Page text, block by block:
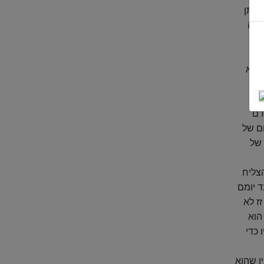
מה
הוא
של
של
יומם
לא
כדי
שהוא